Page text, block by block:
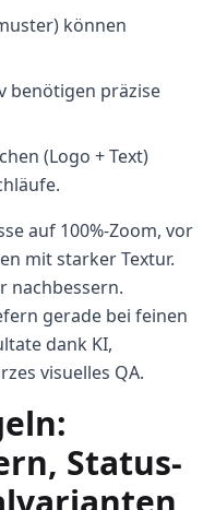
können
benötigen präzise
(Logo + Text)
auf 100%-Zoom, vor
mit starker Textur.
nachbessern.
gerade bei feinen
dank KI,
visuelles QA.
Status-